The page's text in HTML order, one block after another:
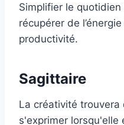
Simplifier le
récupérer de
productivité.
Sagittaire
La créativité
s'exprimer lorsqu'elle